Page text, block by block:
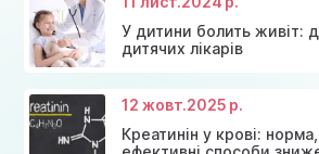
ефективними лише при легких
відсутності покращення протягом
обов'язково звернутися до лікаря.
У дитини болить живіт:
дитячих лікарів
12 жовт.2025 р.
Креатинін у крові: